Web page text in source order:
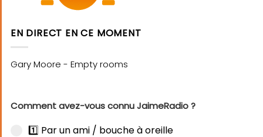
EN DIRECT EN CE MOMENT
Comment avez-vous connu JaimeRadio ?
1️⃣ Par un ami / bouche à oreille